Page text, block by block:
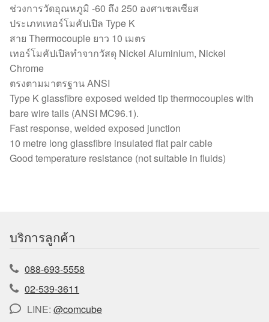
ช่วงการวัดอุณหภูมิ -60 ถึง 250 องศาเซลเซียส
ประเภทเทอร์โมคัปเปิล Type K
สาย Thermocouple ยาว 10 เมตร
เทอร์โมคัปเปิลทำจากวัสดุ Nickel Aluminium, Nickel
Chrome
ตรงตามมาตรฐาน ANSI
Type K glassfibre exposed welded tip thermocouples with
bare wire tails (ANSI MC96.1).
Fast response, welded exposed junction
10 metre long glassfibre insulated flat pair cable
Good temperature resistance (not suitable in fluids)
บริการลูกค้า
088-693-5558
02-539-3611
LINE: @comcube